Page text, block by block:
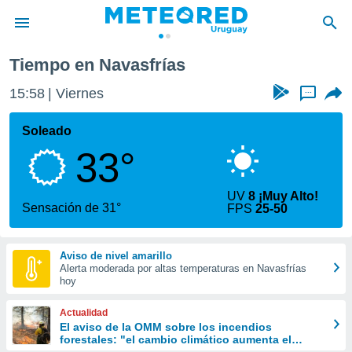
de
ha
calidad.
a este
las
y
forma
digital
basada
Tiempo en Navasfrías
15:58 Viernes ...
Soleado
33°
Sensación de 31°
UV8 ¡Muy Alto!
FPS25-50
Aviso de nivel amarillo
Alerta moderada por altas temperaturas en Navasfrías
hoy
Actualidad
El aviso de la OMM sobre los incendios
forestales: "el cambio climático aumenta el